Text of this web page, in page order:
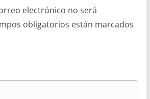
electrónico no será
obligatorios están marcados